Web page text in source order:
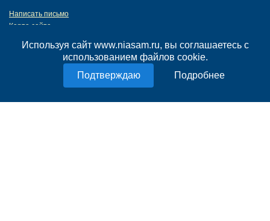
Используя сайт www.niasam.ru, вы соглашаетесь с
использованием файлов cookie.
Подробнее
Написать письмо
Карта сайта
Политика конфиденциальности
Согласие на обработку персональных данных